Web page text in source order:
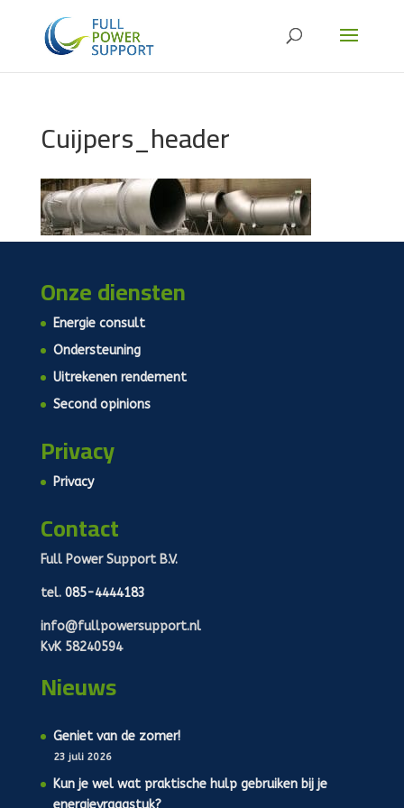
Cuijpers_header
Onze diensten
Energie consult
Ondersteuning
Uitrekenen rendement
Second opinions
Privacy
Privacy
Contact
Full Power Support B.V.
tel. 085-4444183
info@fullpowersupport.nl
KvK 58240594
Nieuws
Geniet van de zomer!
23 juli 2026
Kun je wel wat praktische hulp gebruiken bij je
energievraagstuk?